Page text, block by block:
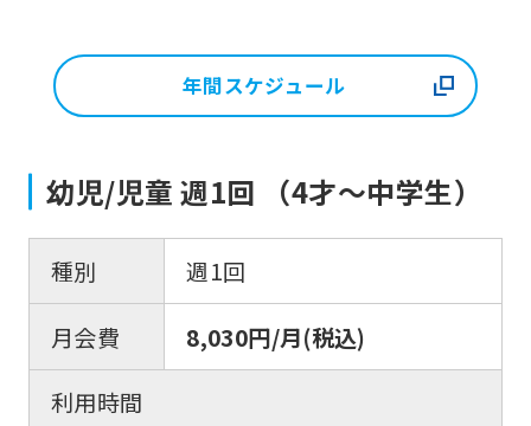
年間スケジュール
幼児/児童 週1回 （4才〜中学生）
種別
週1回
月会費
8,030円/月(税込)
利用時間